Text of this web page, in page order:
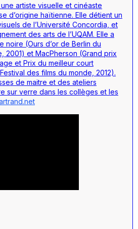
artiste visuelle et cinéaste
d’origine haïtienne. Elle détient un
de l’Université Concordia, et
des arts de l’UQAM. Elle a
noire (Ours d’or de Berlin du
2001) et MacPherson (Grand prix
et Prix du meilleur court
des films du monde, 2012).
de maitre et des ateliers
sur verre dans les collèges et les